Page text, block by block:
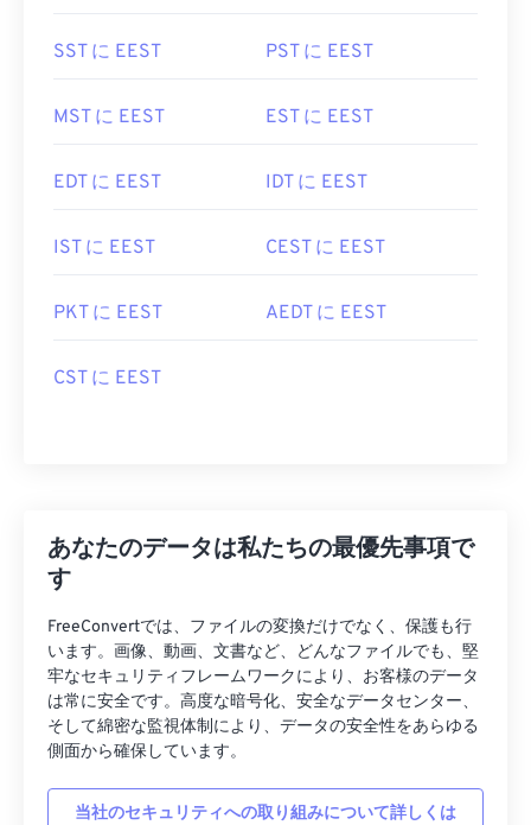
SST に EEST PST に EEST
MST に EEST EST に EEST
EDT に EEST IDT に EEST
IST に EEST CEST に EEST
PKT に EEST AEDT に EEST
CST に EEST
あなたのデータは私たちの最優先事項で
す
FreeConvertでは、ファイルの変換だけでなく、保護も行
います。画像、動画、文書など、どんなファイルでも、堅
牢なセキュリティフレームワークにより、お客様のデータ
は常に安全です。高度な暗号化、安全なデータセンター、
そして綿密な監視体制により、データの安全性をあらゆる
側面から確保しています。
当社のセキュリティへの取り組みについて詳しくは